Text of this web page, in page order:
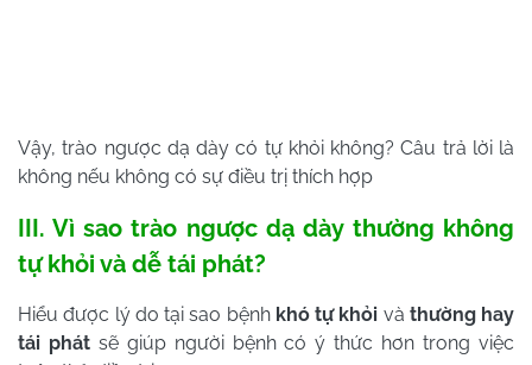
Vậy, trào ngược dạ dày có tự khỏi không? Câu trả lời là
không nếu không có sự điều trị thích hợp
III. Vì sao trào ngược dạ dày thường không
tự khỏi và dễ tái phát?
Hiểu được lý do tại sao bệnh khó tự khỏi và thường hay
tái phátsẽ giúp người bệnh có ý thức hơn trong việc